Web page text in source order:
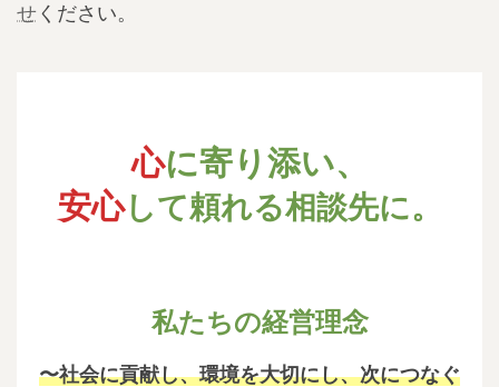
せ ください。
心に寄り添い、
安心して頼れる相談先に。
私たちの経営理念
〜社会に貢献し、環境を大切にし、次につなぐ